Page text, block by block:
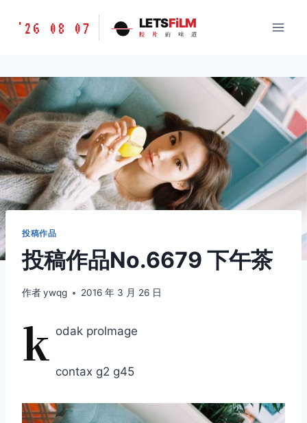
胶
味
道
LETSFILM
'26 08 07 LETSFiLM
胶 片 的 味 道
投稿作品
投稿作品No.6679 下午茶
作者ywqg 2016 年 3 月 26 日
k odak prolmage
contax g2 g45